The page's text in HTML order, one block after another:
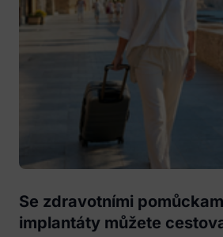
Se zdravotními
implantáty můžete